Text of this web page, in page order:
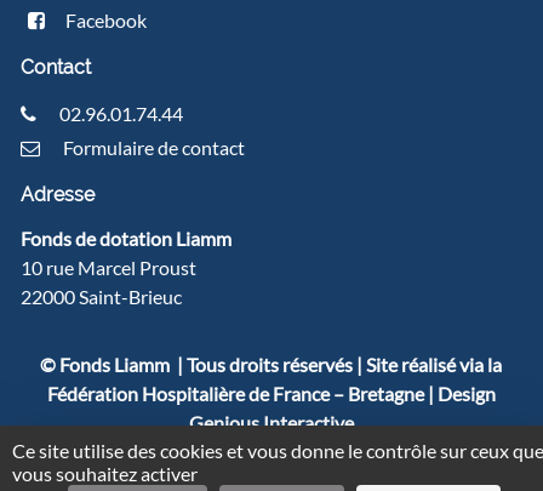
Facebook
Contact
02.96.01.74.44
Formulaire de contact
Adresse
Fonds de dotation Liamm
10 rue Marcel Proust
22000 Saint-Brieuc
© Fonds Liamm | Tous droits réservés | Site réalisé via la
Fédération Hospitalière de France – Bretagne | Design
Genious Interactive
Ce site utilise des cookies et vous donne le contrôle sur ceux que
vous souhaitez activer